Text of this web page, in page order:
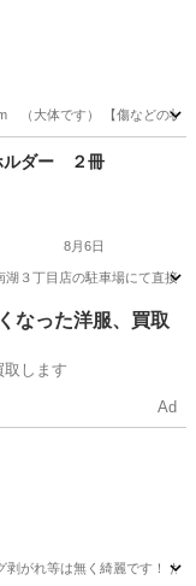
（大体です） 【傷などの状
ダー ２冊
8月6日
３丁目店の駐車場にて直接
なった洋服、買取
します
Ad
がれ等は無く綺麗です！